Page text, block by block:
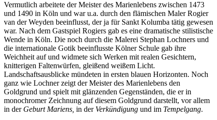
Vermutlich arbeitete der Meister des Marienlebens zwischen 1473
und 1490 in Köln und war u.a. durch den flämischen Maler Rogier
van der Weyden beeinflusst, der ja für Sankt Kolumba tätig gewesen
war. Nach dem Gastspiel Rogiers gab es eine dramatische stilistische
Wende in Köln. Die noch durch die Malerei Stephan Lochners und
die internationale Gotik beeinflusste Kölner Schule gab ihre
Weichheit auf und widmete sich Werken mit realen Gesichtern,
knitterigen Faltenwürfen, gleißend weißem Licht.
Landschaftsausblicke mündeten in ersten blauen Horizonten. Noch
ganz wie Lochner zeigt der Meister des Marienlebens den
Goldgrund und spielt mit glänzenden Gegenständen, die er in
monochromer Zeichnung auf diesem Goldgrund darstellt, vor allem
in der Geburt Mariens, in derVerkündigung und im Tempelgang.